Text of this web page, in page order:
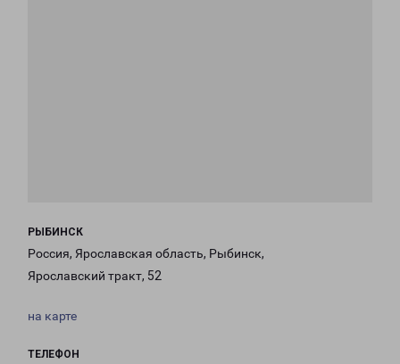
РЫБИНСК
Россия, Ярославская область, Рыбинск,
Ярославский тракт, 52
на карте
ТЕЛЕФОН